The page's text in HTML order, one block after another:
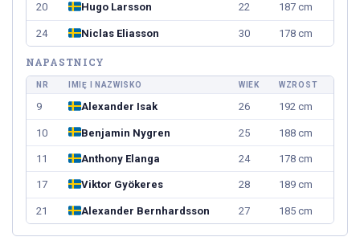
20 Hugo Larsson 22 187 cm
24 Niclas Eliasson 30 178 cm
NAPASTNICY
NR IMIĘ I NAZWISKO WIEK WZROST
9 Alexander Isak 26 192 cm
10 Benjamin Nygren 25 188 cm
11 Anthony Elanga 24 178 cm
17 Viktor Gyökeres 28 189 cm
21 Alexander Bernhardsson 27 185 cm